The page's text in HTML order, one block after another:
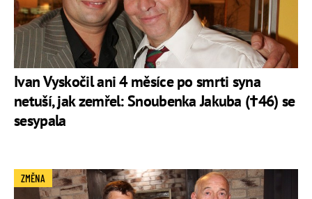
Ivan Vyskočil ani 4 měsíce po smrti syna
netuší, jak zemřel: Snoubenka Jakuba (†46) se
sesypala
ZMĚNA